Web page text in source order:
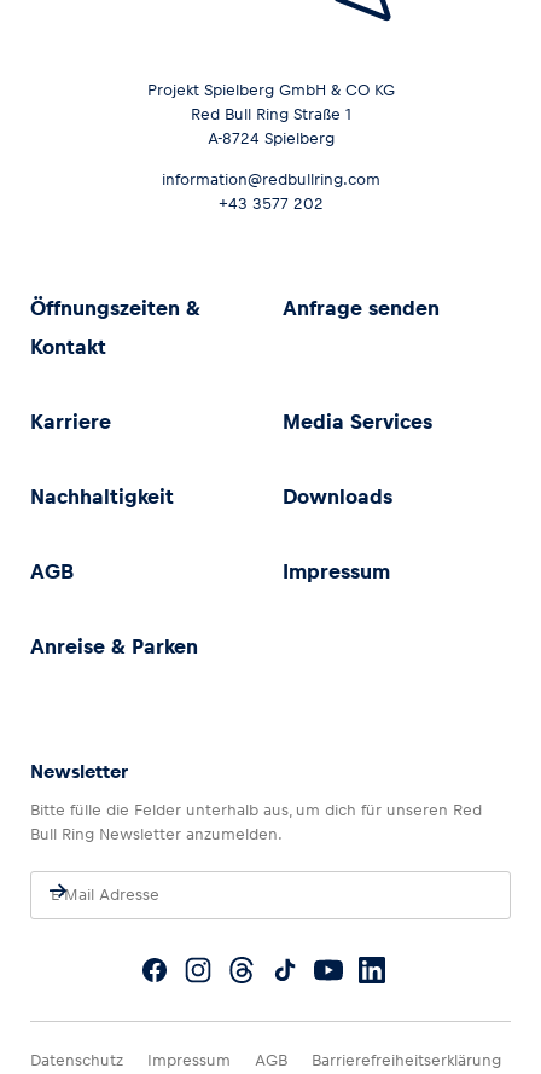
Projekt Spielberg GmbH & CO KG
Red Bull Ring Straße 1
A-8724 Spielberg
information@redbullring.com
+43 3577 202
Öffnungszeiten &
Kontakt
Anfrage senden
Karriere Media Services
Nachhaltigkeit Downloads
AGB Impressum
Anreise & Parken
Newsletter
Bitte fülle die Felder unterhalb aus, um dich für unseren Red
Bull Ring Newsletter anzumelden.
Datenschutz Impressum AGB Barrierefreiheitserklärung